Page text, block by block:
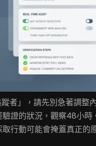
者」，請先別急著調整
證的狀況，觀察48小時
行動可能會掩蓋真正的